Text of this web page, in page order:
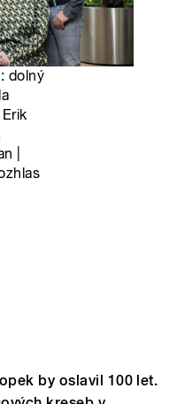
dolný
|
by oslavil 100 let.